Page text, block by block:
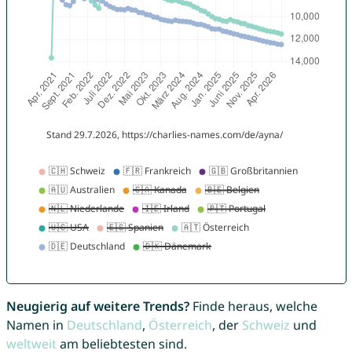
Neugierig auf weitere Trends?Finde heraus, welche
Namen in Deutschland, Österreich, der Schweiz und
weltweitam beliebtesten sind.